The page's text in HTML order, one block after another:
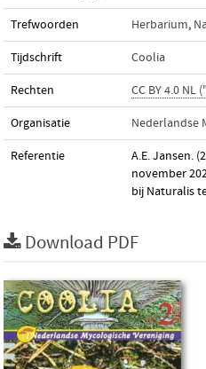
Trefwoorden Herbarium,
Tijdschrift Coolia
Rechten CC BY 4.0
Organisatie Nederlandse
Referentie
A.E. Jansen.
november
bij Naturalis
Download PDF